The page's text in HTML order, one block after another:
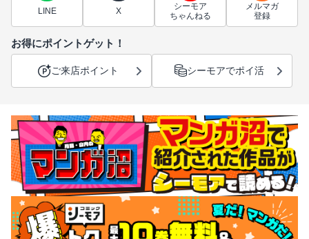
LINE X
シーモア
ちゃんねる
メルマガ
登録
お得にポイントゲット！
ご来店ポイント シーモアでポイ活